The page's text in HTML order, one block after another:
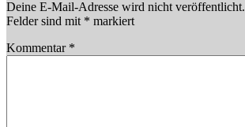
Deine E-Mail-Adresse wird nicht veröffentlicht.
Felder sind mit * markiert
Kommentar *